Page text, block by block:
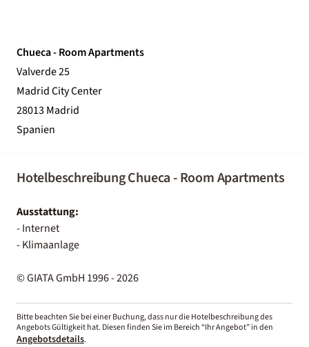
Chueca - Room Apartments
Valverde 25
Madrid City Center
28013 Madrid
Spanien
Hotelbeschreibung Chueca - Room Apartments
Ausstattung:
- Internet
- Klimaanlage
© GIATA GmbH 1996 - 2026
Bitte beachten Sie bei einer Buchung, dass nur die Hotelbeschreibung des
Angebots Gültigkeit hat. Diesen finden Sie im Bereich “Ihr Angebot” in den
Angebotsdetails.